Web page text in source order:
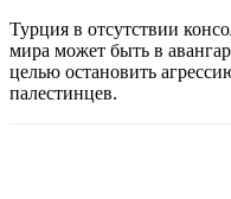
Турция в отсутствии
мира может быть в
целью остановить
палестинцев.